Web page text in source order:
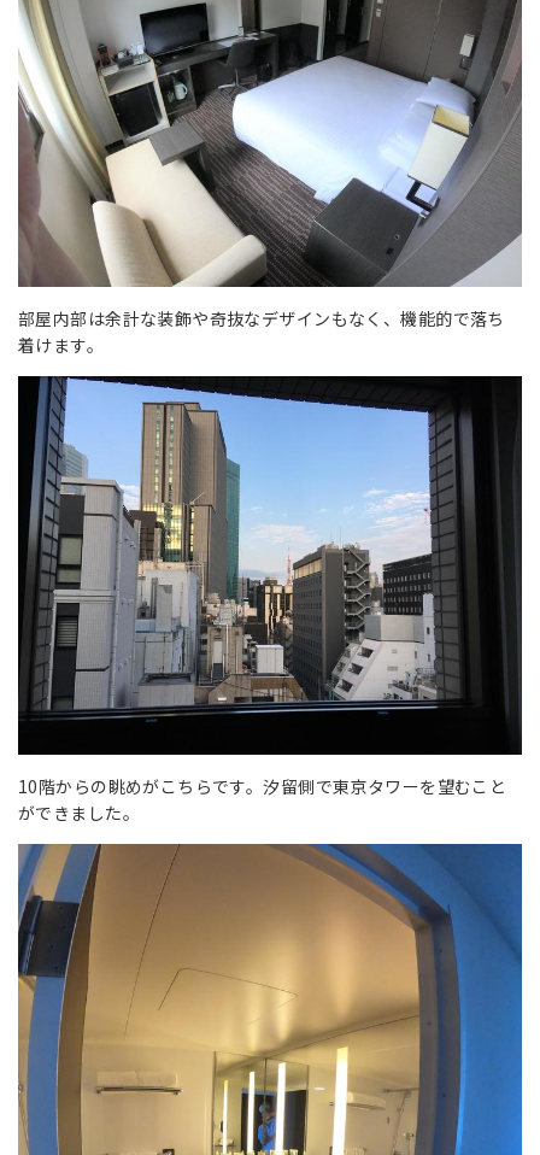
部屋内部は余計な装飾や奇抜なデザインもなく、機能的で落ち
着けます。
10階からの眺めがこちらです。汐留側で東京タワーを望むこと
ができました。